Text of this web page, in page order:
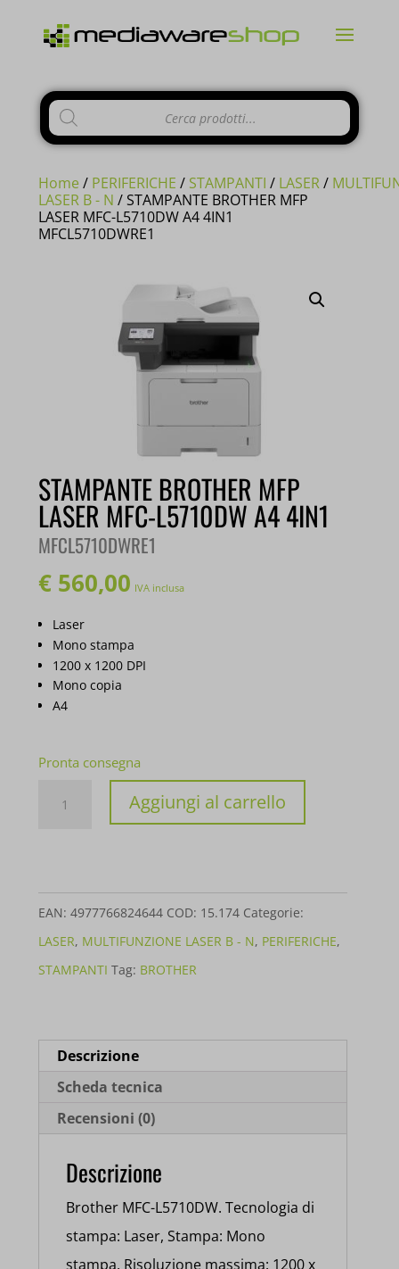
Products
search
Home / PERIFERICHE / STAMPANTI / LASER/
LASER B - N / STAMPANTE BROTHER MFP
LASER MFC-L5710DW A4 4IN1
MFCL5710DWRE1
STAMPANTE BROTHER MFP
LASER MFC-L5710DW A4 4IN1
MFCL5710DWRE1
€ 560,00 IVA inclusa
Laser
Mono stampa
1200 x 1200 DPI
Mono copia
A4
Pronta consegna
MFC-
L5710DW
A4
quantità
Aggiungi al carrello
EAN:4977766824644 COD: 15.174 Categorie:
LASER, MULTIFUNZIONE LASER B - N, PERIFERICHE,
STAMPANTI Tag: BROTHER
Descrizione
Scheda tecnica
Recensioni (0)
Descrizione
Brother MFC-L5710DW. Tecnologia di
stampa: Laser, Stampa: Mono
stampa, Risoluzione massima: 1200 x
negozio è chiuso per ferie
23 Agosto e tutti gliordini
in questi giorni verranno
partire dal 24 Agosto
CHIUDI